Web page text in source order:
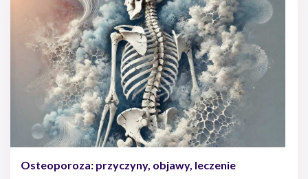
Osteoporoza: przyczyny, objawy, leczenie